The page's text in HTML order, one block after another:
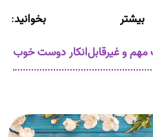
بیشتر بخوانید: